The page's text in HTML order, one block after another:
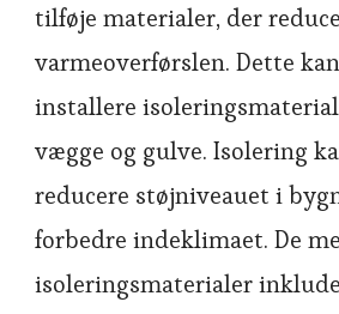
tilføje materialer, der
varmeoverførslen. Dette
installere
vægge og gulve. Isolering
reducere støjniveauet i
forbedre indeklimaet. De
isoleringsmaterialer